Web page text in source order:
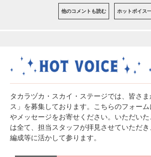
他のコメントも読む ホットボイス
タカラヅカ・スカイ・ステージでは、皆さ
ス」を募集しております。こちらのフォー
やメッセージをお寄せください。いただい
は全て、担当スタッフが拝見させていただ
編成等に活かして参ります。